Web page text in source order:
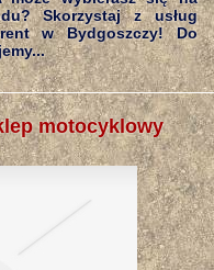
Skorzystaj z usług
w Bydgoszczy! Do
motocyklowy